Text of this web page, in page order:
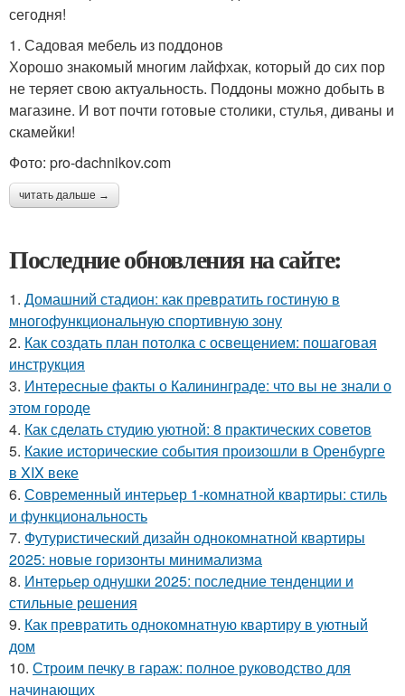
сегодня!
1. Садовая мебель из поддонов
Хорошо знакомый многим лайфхак, который до сих пор
не теряет свою актуальность. Поддоны можно добыть в
магазине. И вот почти готовые столики, стулья, диваны и
скамейки!
Фото: pro-dachnikov.com
читать дальше →
Последние обновления на сайте:
1. Домашний стадион: как превратить гостиную в
многофункциональную спортивную зону
2. Как создать план потолка с освещением: пошаговая
инструкция
3. Интересные факты о Калининграде: что вы не знали о
этом городе
4. Как сделать студию уютной: 8 практических советов
5. Какие исторические события произошли в Оренбурге
в XIX веке
6. Современный интерьер 1-комнатной квартиры: стиль
и функциональность
7. Футуристический дизайн однокомнатной квартиры
2025: новые горизонты минимализма
8. Интерьер однушки 2025: последние тенденции и
стильные решения
9. Как превратить однокомнатную квартиру в уютный
дом
10. Строим печку в гараж: полное руководство для
начинающих